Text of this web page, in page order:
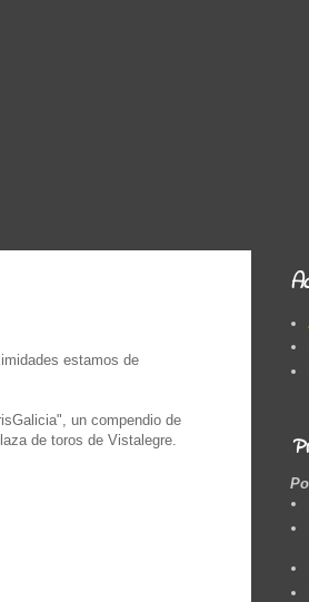
estamos de
un compendio de
de toros de Vistalegre.